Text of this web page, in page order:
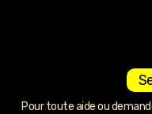
Pour toute aide ou